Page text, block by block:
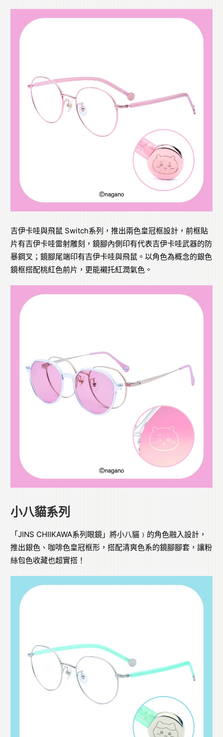
吉伊卡哇與飛鼠 Switch系列，推出兩色皇冠框設計，前框貼
片有吉伊卡哇雷射雕刻，鏡腳內側印有代表吉伊卡哇武器的防
暴鋼叉；鏡腳尾端印有吉伊卡哇與飛鼠。以角色為概念的銀色
鏡框搭配桃紅色前片，更能襯托紅潤氣色。
小八貓系列
「JINS CHIIKAWA系列眼鏡」將小八貓﹚的角色融入設計，
推出銀色、咖啡色皇冠框形，搭配清爽色系的鏡腳腳套，讓粉
絲包色收藏也超實搭！